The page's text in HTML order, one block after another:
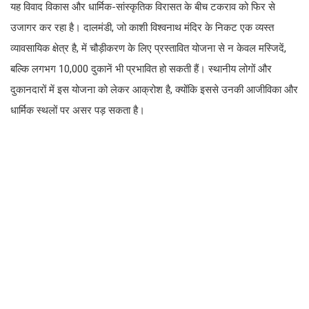
यह विवाद विकास और धार्मिक-सांस्कृतिक विरासत के बीच टकराव को फिर से
उजागर कर रहा है। दालमंडी, जो काशी विश्वनाथ मंदिर के निकट एक व्यस्त
व्यावसायिक क्षेत्र है, में चौड़ीकरण के लिए प्रस्तावित योजना से न केवल मस्जिदें,
बल्कि लगभग 10,000 दुकानें भी प्रभावित हो सकती हैं। स्थानीय लोगों और
दुकानदारों में इस योजना को लेकर आक्रोश है, क्योंकि इससे उनकी आजीविका और
धार्मिक स्थलों पर असर पड़ सकता है।